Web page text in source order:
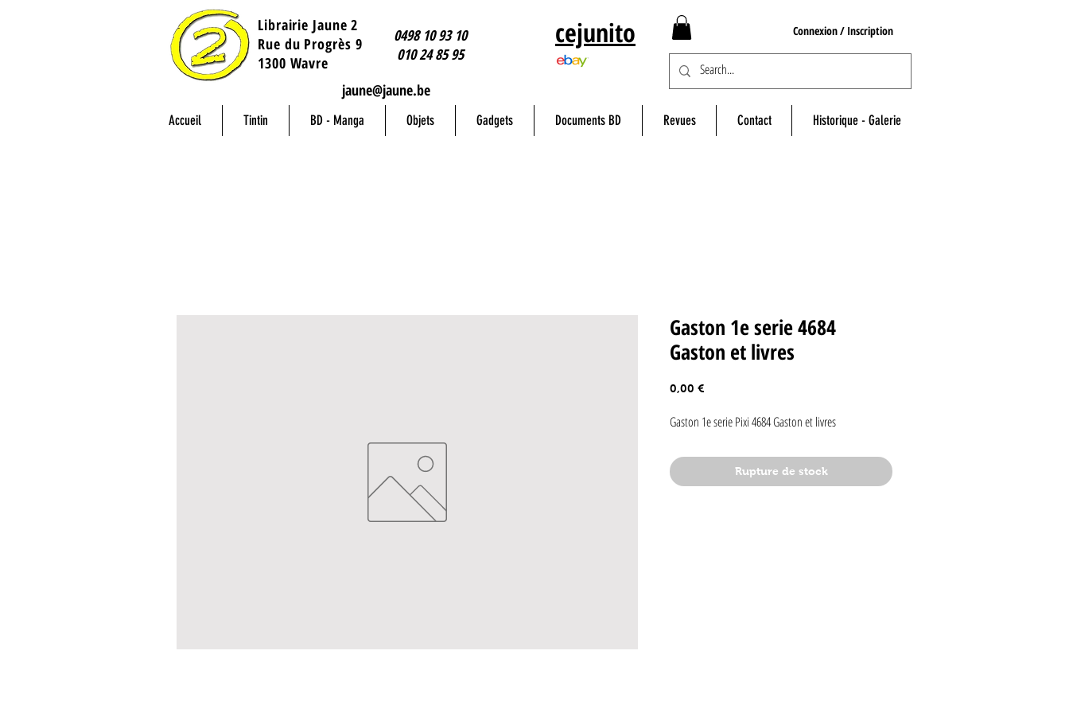
Librairie Jaune 2
​Rue du Progrès 9
1300 Wavre
0498 10 93 10
010 24 85 95
jaune@jaune.be
cejunito Connexion / Inscription
Accueil Tintin BD - Manga Objets Gadgets Documents BD Revues Contact Historique - Galerie
Gaston 1e serie 4684
Gaston et livres
0,00 €
Gaston 1e serie Pixi 4684 Gaston et livres
Rupture de stock